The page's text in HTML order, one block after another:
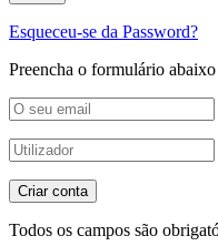
Esqueceu-se da Password?
Preencha o formulário abaixo
Todos os campos são